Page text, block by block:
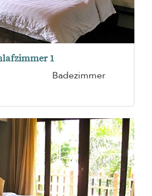
1
Badezimmer